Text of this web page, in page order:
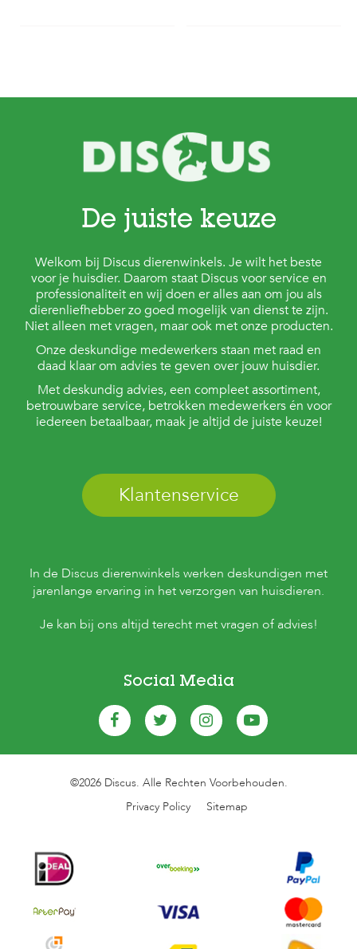
De juiste keuze
Welkom bij Discus dierenwinkels. Je wilt het beste
voor je huisdier. Daarom staat Discus voor service en
professionaliteit en wij doen er alles aan om jou als
dierenliefhebber zo goed mogelijk van dienst te zijn.
Niet alleen met vragen, maar ook met onze producten.
Onze deskundige medewerkers staan met raad en
daad klaar om advies te geven over jouw huisdier.
Met deskundig advies, een compleet assortiment,
betrouwbare service, betrokken medewerkers én voor
iedereen betaalbaar, maak je altijd de juiste keuze!
Klantenservice
In de Discus dierenwinkels werken deskundigen met
jarenlange ervaring in het verzorgen van huisdieren.
Je kan bij ons altijd terecht met vragen of advies!
Social Media
©2026 Discus. Alle Rechten Voorbehouden.
Privacy Policy
Sitemap